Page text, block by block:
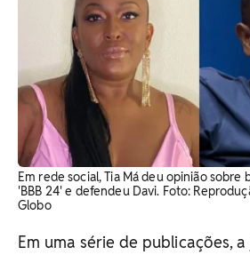
Em rede social, Tia Má deu opinião sobre
'BBB 24' e defendeu Davi. Foto:
Globo
Em uma série de publicações,